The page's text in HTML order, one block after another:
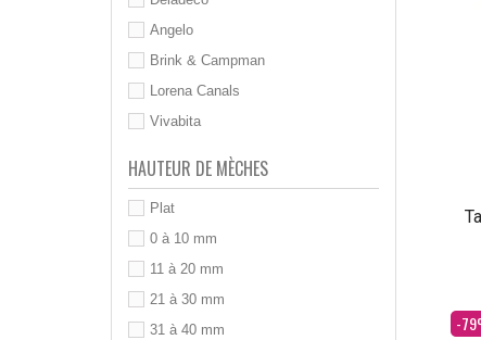
Angelo
Brink & Campman
Lorena Canals
Vivabita
HAUTEUR DE MÈCHES
Plat
0 à 10 mm
11 à 20 mm
21 à 30 mm
31 à 40 mm
-
Dès